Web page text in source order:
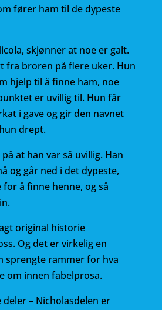
fører ham til de dypeste
skjønner at noe er galt.
fra broren på flere uker. Hun
hjelp til å finne ham, noe
er uvillig til. Hun får
i gave og gir den navnet
drept.
at han var så uvillig. Han
og går ned i det dypeste,
å finne henne, og så
original historie
Og det er virkelig en
sprengte rammer for hva
om innen fabelprosa.
– Nicholasdelen er